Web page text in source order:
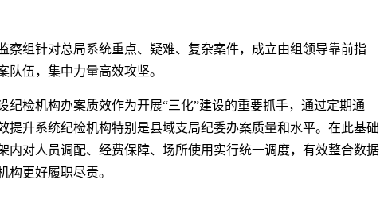
察组针对总局系统重点、疑难、复杂案件，成立由组领导靠前指
伍，集中力量高效攻坚。
检机构办案质效作为开展“三化”建设的重要抓手，通过定期通
升系统纪检机构特别是县域支局纪委办案质量和水平。在此基础
内对人员调配、经费保障、场所使用实行统一调度，有效整合数据
构更好履职尽责。